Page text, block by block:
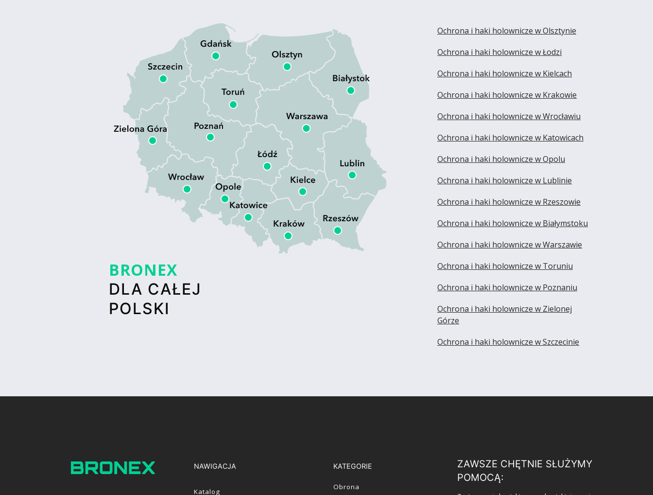
BRONEX
DLA CAŁEJ
POLSKI
Ochrona i haki holownicze w Olsztynie
Ochrona i haki holownicze w Łodzi
Ochrona i haki holownicze w Kielcach
Ochrona i haki holownicze w Krakowie
Ochrona i haki holownicze w Wrocławiu
Ochrona i haki holownicze w Katowicach
Ochrona i haki holownicze w Opolu
Ochrona i haki holownicze w Lublinie
Ochrona i haki holownicze w Rzeszowie
Ochrona i haki holownicze w Białymstoku
Ochrona i haki holownicze w Warszawie
Ochrona i haki holownicze w Toruniu
Ochrona i haki holownicze w Poznaniu
Ochrona i haki holownicze w Zielonej
Górze
Ochrona i haki holownicze w Szczecinie
NAWIGACJA
Katalog
KATEGORIE
Obrona
ZAWSZE CHĘTNIE SŁUŻYMY
POMOCĄ: